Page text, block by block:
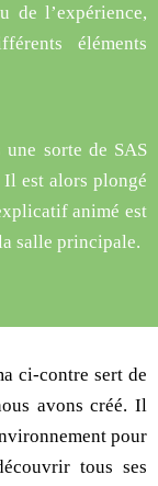
de l’expérience,
éléments
une sorte de SAS
est alors plongé
animé est
salle principale.
ci-contre sert de
avons créé. Il
pour
tous ses